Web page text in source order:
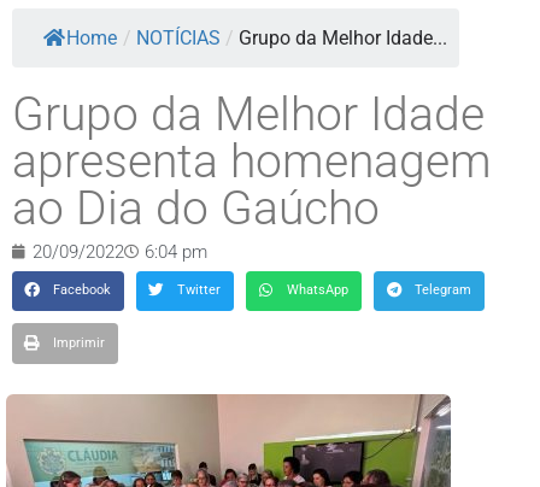
Home / NOTÍCIAS / Grupo da Melhor Idade...
Grupo da Melhor Idade
apresenta homenagem
ao Dia do Gaúcho
20/09/2022 6:04 pm
Facebook Twitter WhatsApp Telegram
Imprimir